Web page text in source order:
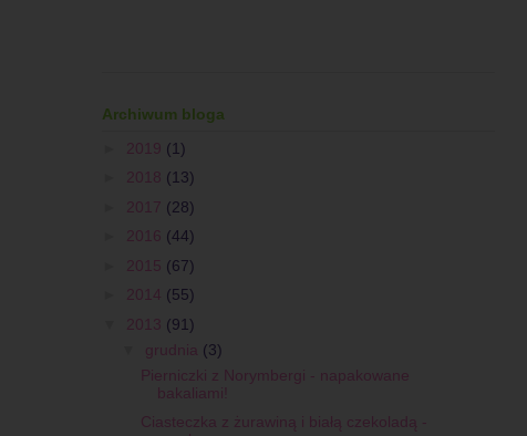
Archiwum bloga
2019 (1)
2018 (13)
2017 (28)
2016 (44)
2015 (67)
2014 (55)
2013 (91)
grudnia (3)
Pierniczki z Norymbergi - napakowane
bakaliami!
Ciasteczka z żurawiną i białą czekoladą -